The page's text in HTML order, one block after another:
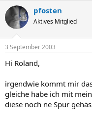
pfosten
Aktives Mitglied
3 September 2003
Hi Roland,
irgendwie kommt mir
gleiche habe ich mit
diese noch ne Spur